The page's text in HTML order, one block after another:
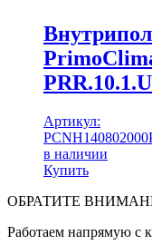
PRR.10.1.U
Артикул:
в наличии
Купить
ОБРАТИТЕ
Работаем напрямую с